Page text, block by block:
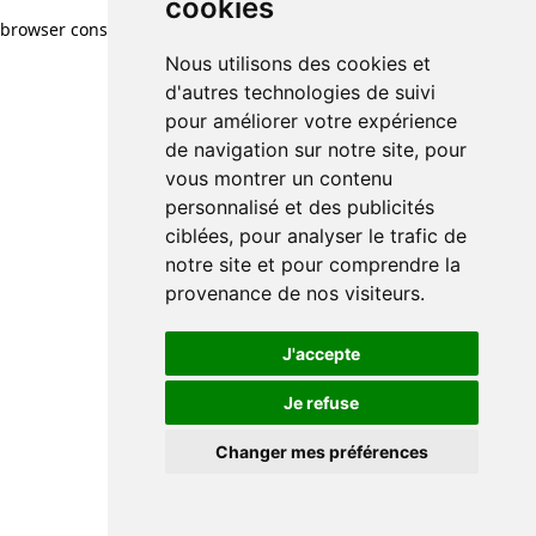
cookies
Nous utilisons des cookies et
d'autres technologies de suivi
pour améliorer votre expérience
de navigation sur notre site, pour
vous montrer un contenu
personnalisé et des publicités
ciblées, pour analyser le trafic de
notre site et pour comprendre la
provenance de nos visiteurs.
J'accepte
Je refuse
Changer mes préférences
browser console for more information)